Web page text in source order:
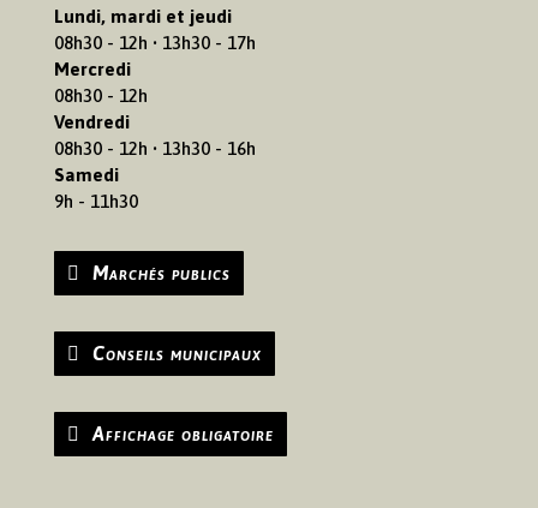
Lundi, mardi et jeudi
08h30 - 12h • 13h30 - 17h
Mercredi
08h30 - 12h
Vendredi
08h30 - 12h • 13h30 - 16h
Samedi
9h - 11h30
Marchés publics
Conseils municipaux
Affichage obligatoire